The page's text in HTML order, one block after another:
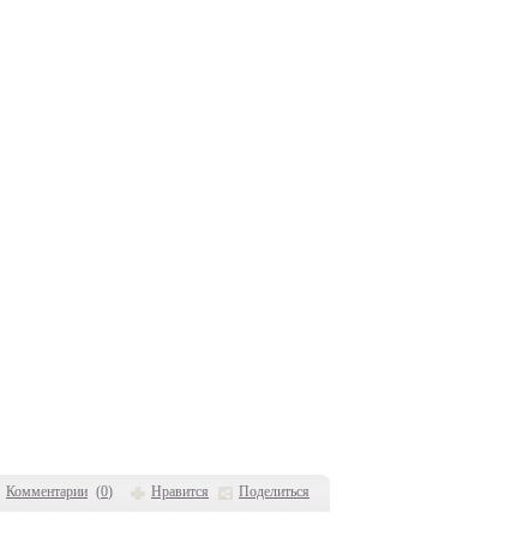
Комментарии (0) Нравится Поделиться